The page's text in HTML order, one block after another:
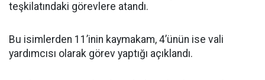
teşkilatındaki görevlere atandı.
Bu isimlerden 11’inin kaymakam, 4’ünün ise vali
yardımcısı olarak görev yaptığı açıklandı.